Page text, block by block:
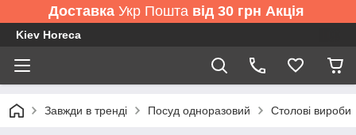
ДоставкаУкр Пошта від 30 грн Акція
Kiev Horeca
Завжди в тренді Посуд одноразовий Столові вироби